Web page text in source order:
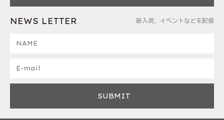
NEWS LETTER 新入荷、イベントなどを配信